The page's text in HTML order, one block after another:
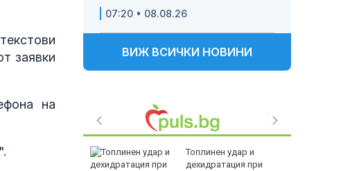
заявки
на
07:20 • 08.08.26
ВИЖ ВСИЧКИ НОВИНИ
предаде на
Топлинен удар и
дехидратация при